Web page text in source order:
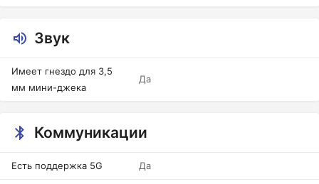
Звук
Имеет гнездо для 3,5
мм мини-джека
Да
Коммуникации
Есть поддержка 5G Да